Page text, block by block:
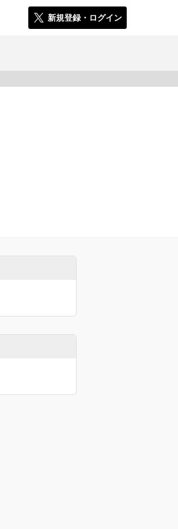
新規登録・ログイン